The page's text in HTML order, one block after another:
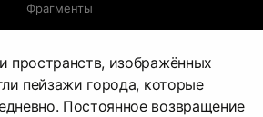
Фрагменты
пространств, изображённых
пейзажи города, которые
Постоянное возвращение